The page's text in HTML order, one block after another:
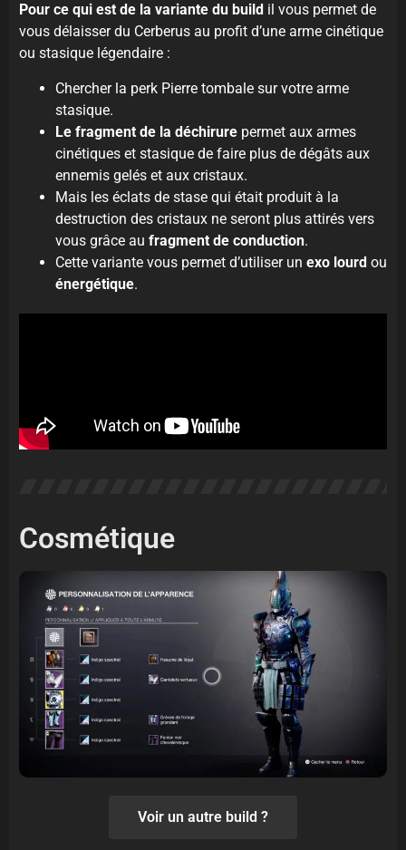
Pour ce qui est de la variante du build il vous permet de
vous délaisser du Cerberus au profit d’une arme cinétique
ou stasique légendaire :
Chercher la perk Pierre tombale sur votre arme
stasique.
Le fragment de la déchirure permet aux armes
cinétiques et stasique de faire plus de dégâts aux
ennemis gelés et aux cristaux.
Mais les éclats de stase qui était produit à la
destruction des cristaux ne seront plus attirés vers
vous grâce au fragment de conduction.
Cette variante vous permet d’utiliser un exo lourd ou
énergétique.
Cosmétique
Voir un autre build ?